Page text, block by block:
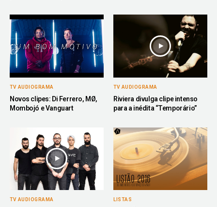
TV AUDIOGRAMA
Novos clipes: Di Ferrero, MØ,
Mombojó e Vanguart
TV AUDIOGRAMA
Riviera divulga clipe intenso
para a inédita “Temporário”
TV AUDIOGRAMA LISTAS